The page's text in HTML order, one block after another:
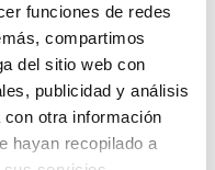
funciones de redes
compartimos
del sitio web con
publicidad y análisis
otra información
hayan recopilado a
embrionària?